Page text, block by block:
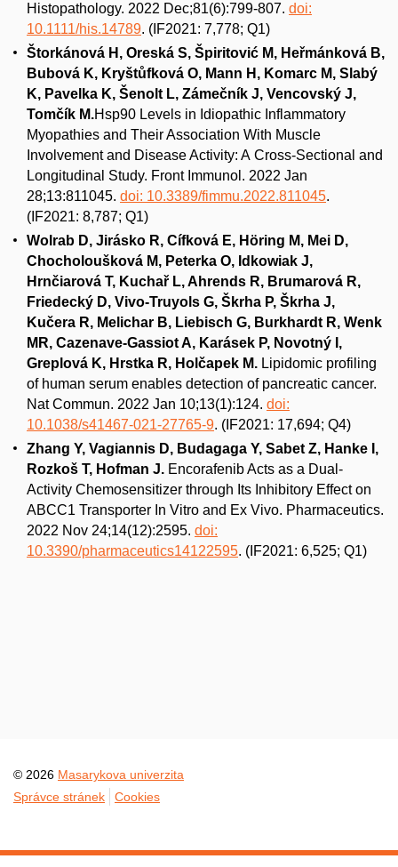
Histopathology. 2022 Dec;81(6):799-807. doi:
10.1111/his.14789. (IF2021: 7,778; Q1)
Štorkánová H, Oreská S, Špiritović M, Heřmánková B,
Bubová K, Kryštůfková O, Mann H, Komarc M, Slabý
K, Pavelka K, Šenolt L, Zámečník J, Vencovský J,
Tomčík M.Hsp90 Levels in Idiopathic Inflammatory
Myopathies and Their Association With Muscle
Involvement and Disease Activity: A Cross-Sectional and
Longitudinal Study. Front Immunol. 2022 Jan
28;13:811045. doi: 10.3389/fimmu.2022.811045.
(IF2021: 8,787; Q1)
Wolrab D, Jirásko R, Cífková E, Höring M, Mei D,
Chocholoušková M, Peterka O, Idkowiak J,
Hrnčiarová T, Kuchař L, Ahrends R, Brumarová R,
Friedecký D, Vivo-Truyols G, Škrha P, Škrha J,
Kučera R, Melichar B, Liebisch G, Burkhardt R, Wenk
MR, Cazenave-Gassiot A, Karásek P, Novotný I,
Greplová K, Hrstka R, Holčapek M. Lipidomic profiling
of human serum enables detection of pancreatic cancer.
Nat Commun. 2022 Jan 10;13(1):124. doi:
10.1038/s41467-021-27765-9. (IF2021: 17,694; Q4)
Zhang Y, Vagiannis D, Budagaga Y, Sabet Z, Hanke I,
Rozkoš T, Hofman J. Encorafenib Acts as a Dual-
Activity Chemosensitizer through Its Inhibitory Effect on
ABCC1 Transporter In Vitro and Ex Vivo. Pharmaceutics.
2022 Nov 24;14(12):2595. doi:
10.3390/pharmaceutics14122595. (IF2021: 6,525; Q1)
© 2026 Masarykova univerzita
Správce stránek
Cookies